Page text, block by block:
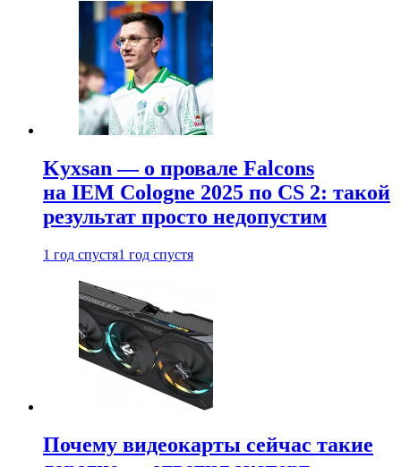
Kyxsan — о провале Falcons
на IEM Cologne 2025 по CS 2: такой
результат просто недопустим
1 год спустя1 год спустя
Почему видеокарты сейчас такие